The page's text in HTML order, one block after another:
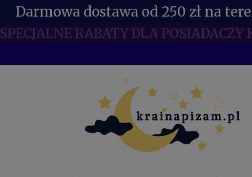
Darmowa dostawa od 250 zł na
SPECJALNE RABATY DLA POSIADACZY